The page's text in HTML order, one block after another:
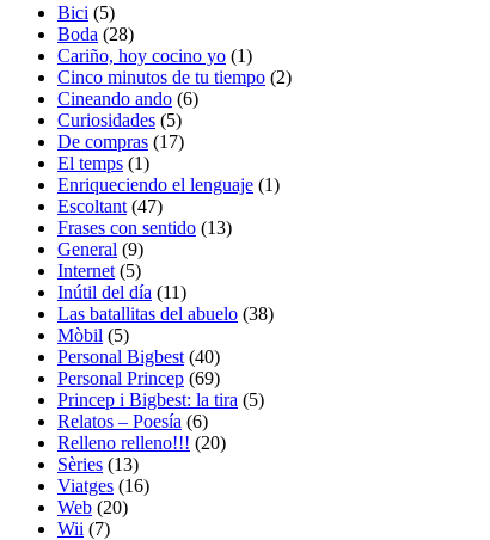
Bici (5)
Boda (28)
Cariño, hoy cocino yo (1)
Cinco minutos de tu tiempo (2)
Cineando ando (6)
Curiosidades (5)
De compras (17)
El temps (1)
Enriqueciendo el lenguaje (1)
Escoltant (47)
Frases con sentido (13)
General (9)
Internet (5)
Inútil del día (11)
Las batallitas del abuelo (38)
Mòbil (5)
Personal Bigbest (40)
Personal Princep (69)
Princep i Bigbest: la tira (5)
Relatos – Poesía (6)
Relleno relleno!!! (20)
Sèries (13)
Viatges (16)
Web (20)
Wii (7)